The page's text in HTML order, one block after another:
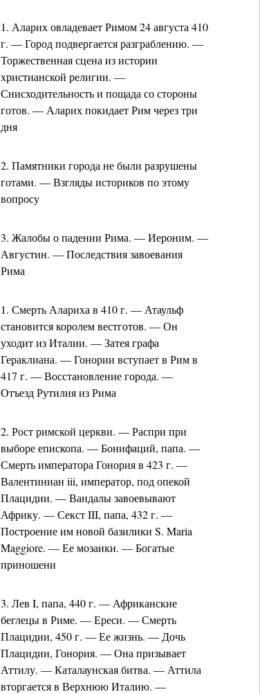
1. Аларих овладевает Римом 24 августа 410
г. — Город подвергается разграблению. —
Торжественная сцена из истории
христианской религии. —
Снисходительность и пощада со стороны
готов. — Аларих покидает Рим через три
дня
2. Памятники города не были разрушены
готами. — Взгляды историков по этому
вопросу
3. Жалобы о падении Рима. — Иероним. —
Августин. — Последствия завоевания
Рима
1. Смерть Алариха в 410 г. — Атаульф
становится королем вестготов. — Он
уходит из Италии. — Затея графа
Гераклиана. — Гонории вступает в Рим в
417 г. — Восстановление города. —
Отъезд Рутилия из Рима
2. Рост римской церкви. — Распри при
выборе епископа. — Бонифаций, папа. —
Смерть императора Гонория в 423 г. —
Валентиниан iii, император, под опекой
Плацидии. — Вандалы завоевывают
Африку. — Секст III, папа, 432 г. —
Построение им новой базилики S. Maria
Maggiore. — Ее мозаики. — Богатые
приношени
3. Лев I, папа, 440 г. — Африканские
беглецы в Риме. — Ереси. — Смерть
Плацидии, 450 г. — Ее жизнь. — Дочь
Плацидии, Гонория. — Она призывает
Аттилу. — Каталаунская битва. — Аттила
вторгается в Верхнюю Италию. —